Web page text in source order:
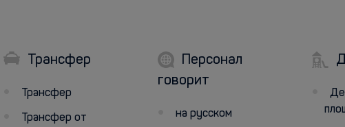
Трансфер
Трансфер
Трансфер от
Персонал
говорит
на русском